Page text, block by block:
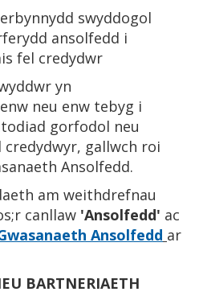
swyddogol
ansolfedd i
fel credydwr
yn
neu enw tebyg i
gorfodol neu
gallwch roi
Ansolfedd.
am weithdrefnau
canllaw 'Ansolfedd' ac
Ansolfedd ar
BARTNERIAETH